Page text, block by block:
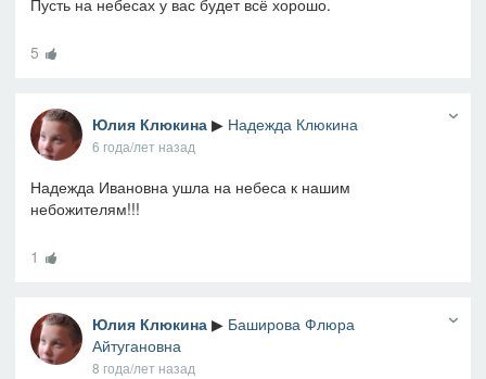
Пусть на небесах у вас будет всё хорошо.
5
Юлия Клюкина ▶ Надежда Клюкина
6 года/лет назад
Надежда Ивановна ушла на небеса к нашим
небожителям!!!
1
Юлия Клюкина ▶ Баширова Флюра
Айтугановна
8 года/лет назад